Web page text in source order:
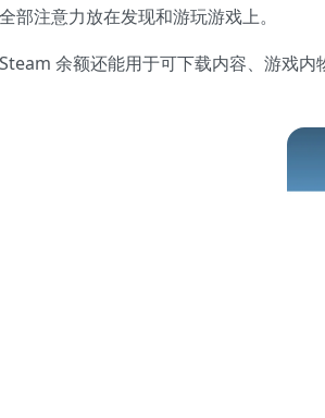
部注意力放在发现和游玩游戏上。
余额还能用于可下载内容、游戏